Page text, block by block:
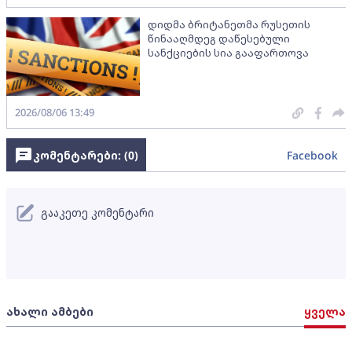
დიდმა ბრიტანეთმა რუსეთის
წინააღმდეგ დაწესებული
სანქციების სია გააფართოვა
2026/08/06 13:49
ახალი ამბები ყველა
კომენტარები: (0) Facebook
გააკეთე კომენტარი